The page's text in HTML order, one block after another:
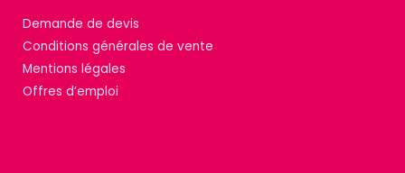
Demande de devis
Conditions générales de vente
Mentions légales
Offres d’emploi